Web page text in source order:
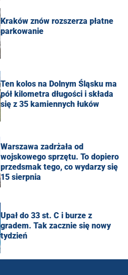
Kraków znów rozszerza płatne
parkowanie
Ten kolos na Dolnym Śląsku ma
pół kilometra długości i składa
się z 35 kamiennych łuków
Warszawa zadrżała od
wojskowego sprzętu. To dopiero
przedsmak tego, co wydarzy się
15 sierpnia
Upał do 33 st. C i burze z
gradem. Tak zacznie się nowy
tydzień